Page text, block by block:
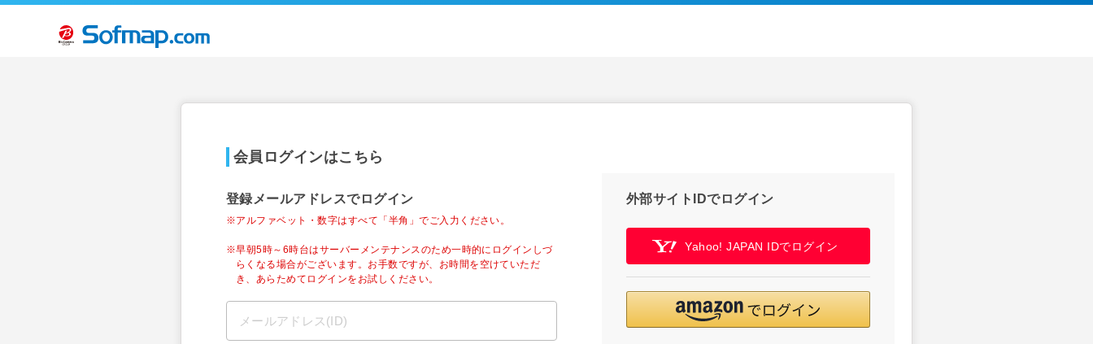
会員ログインはこちら
登録メールアドレスでログイン
※アルファベット・数字はすべて「半角」でご入力ください。
※早朝5時～6時台はサーバーメンテナンスのため一時的にログインしづ
らくなる場合がございます。お手数ですが、お時間を空けていただ
き、あらためてログインをお試しください。
外部サイトIDでログイン
Yahoo! JAPAN IDでログイン